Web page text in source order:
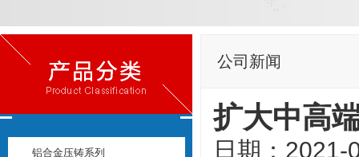
铝合金压铸系列
公司新闻
扩大中高
日期：2021-